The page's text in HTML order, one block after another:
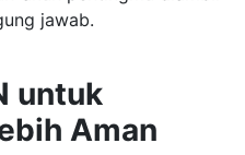
jawab.
untuk
Aman